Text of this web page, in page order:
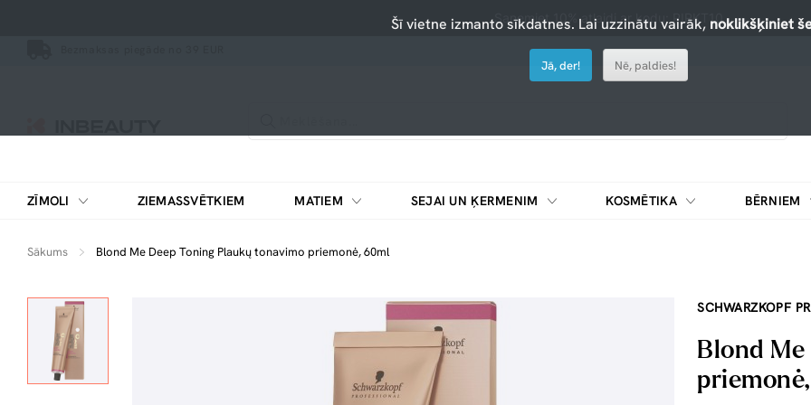
Saņemiet 10% atlaidi ar kodu: PIRKT10
ZĪMOLI ZIEMASSVĒTKIEM MATIEM SEJAI UN ĶERMENIM KOSMĒTIKA BĒRNIEM
Sākums Blond Me Deep Toning Plaukų tonavimo priemonė, 60ml
SCHWARZKOPF
Blond
Šī vietne izmanto sīkdatnes. Lai uzzinātu vairāk, noklikšķiniet
Jā, der! Nē, paldies!